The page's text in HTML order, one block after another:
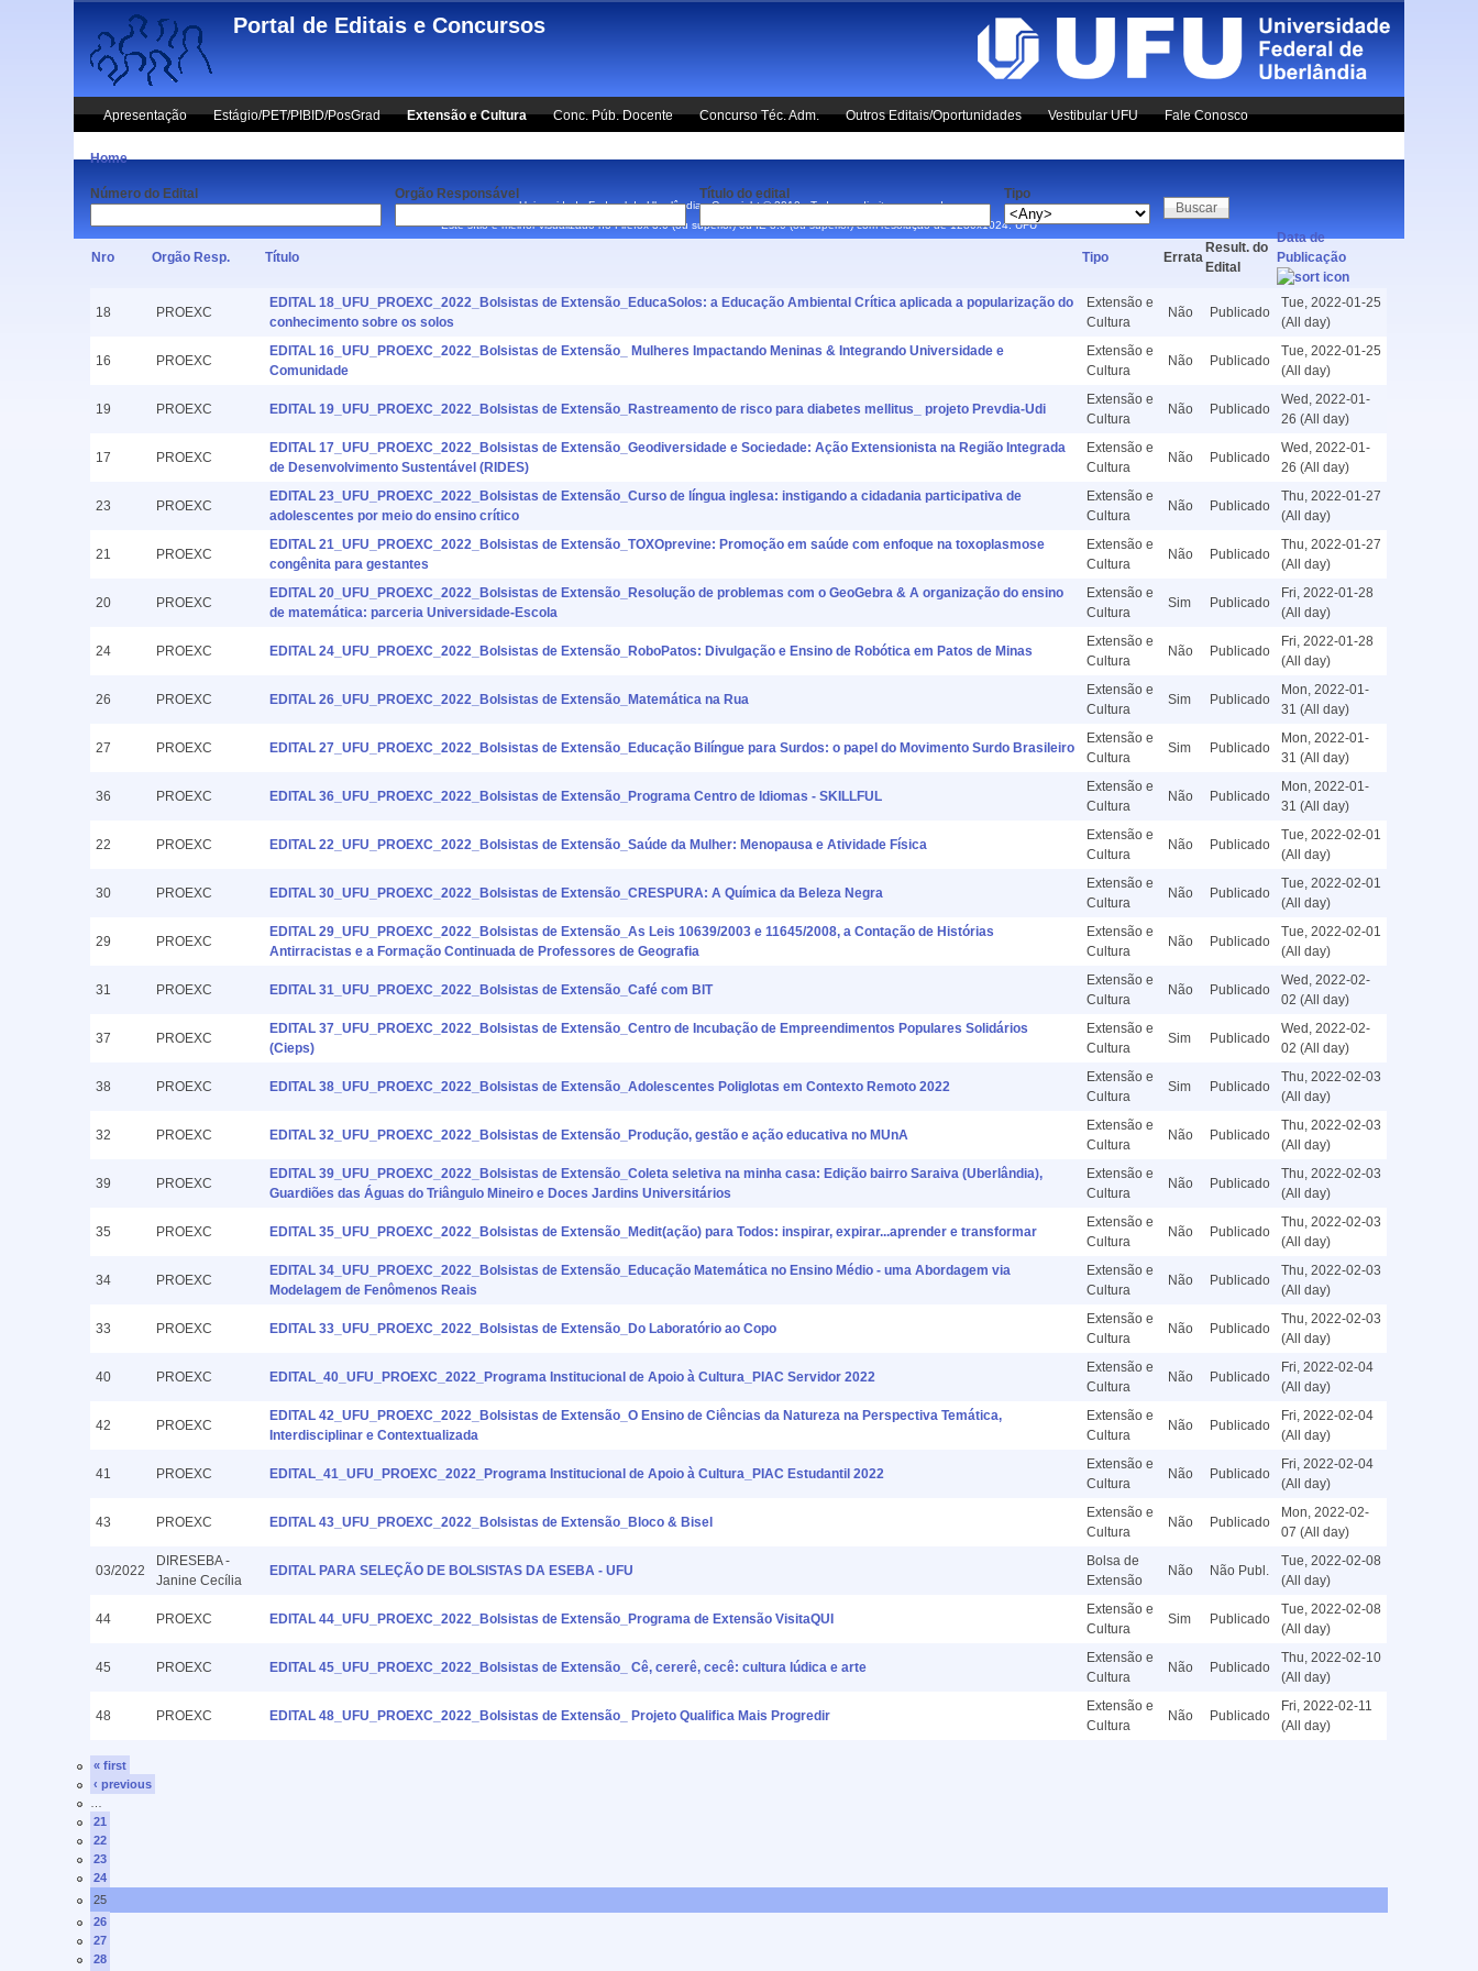
Skip to main content
Portal de Editais e Concursos
Apresentação Estágio/PET/PIBID/PosGrad Extensão e Cultura Conc. Púb. Docente Concurso Téc. Adm. Outros Editais/Oportunidades Vestibular UFU Fale Conosco
Home
Número do Edital Orgão Responsável Título do edital Tipo
Nro Orgão Resp. Título Tipo Errata
Result. do
Edital
Data de
Publicação
18 PROEXC
EDITAL 18_UFU_PROEXC_2022_Bolsistas de Extensão_EducaSolos: a Educação Ambiental Crítica aplicada a popularização do
conhecimento sobre os solos
Extensão e
Cultura
Não Publicado
Tue, 2022-01-25
(All day)
16 PROEXC
EDITAL 16_UFU_PROEXC_2022_Bolsistas de Extensão_ Mulheres Impactando Meninas & Integrando Universidade e
Comunidade
Extensão e
Cultura
Não Publicado
Tue, 2022-01-25
(All day)
19 PROEXC EDITAL 19_UFU_PROEXC_2022_Bolsistas de Extensão_Rastreamento de risco para diabetes mellitus_ projeto Prevdia-Udi
Extensão e
Cultura
Não Publicado
Wed, 2022-01-
26 (All day)
17 PROEXC
EDITAL 17_UFU_PROEXC_2022_Bolsistas de Extensão_Geodiversidade e Sociedade: Ação Extensionista na Região Integrada
de Desenvolvimento Sustentável (RIDES)
Extensão e
Cultura
Não Publicado
Wed, 2022-01-
26 (All day)
23 PROEXC
EDITAL 23_UFU_PROEXC_2022_Bolsistas de Extensão_Curso de língua inglesa: instigando a cidadania participativa de
adolescentes por meio do ensino crítico
Extensão e
Cultura
Não Publicado
Thu, 2022-01-27
(All day)
21 PROEXC
EDITAL 21_UFU_PROEXC_2022_Bolsistas de Extensão_TOXOprevine: Promoção em saúde com enfoque na toxoplasmose
congênita para gestantes
Extensão e
Cultura
Não Publicado
Thu, 2022-01-27
(All day)
20 PROEXC
EDITAL 20_UFU_PROEXC_2022_Bolsistas de Extensão_Resolução de problemas com o GeoGebra & A organização do ensino
de matemática: parceria Universidade-Escola
Extensão e
Cultura
Sim Publicado
Fri, 2022-01-28
(All day)
24 PROEXC EDITAL 24_UFU_PROEXC_2022_Bolsistas de Extensão_RoboPatos: Divulgação e Ensino de Robótica em Patos de Minas
Extensão e
Cultura
Não Publicado
Fri, 2022-01-28
(All day)
26 PROEXC EDITAL 26_UFU_PROEXC_2022_Bolsistas de Extensão_Matemática na Rua
Extensão e
Cultura
Sim Publicado
Mon, 2022-01-
31 (All day)
27 PROEXC EDITAL 27_UFU_PROEXC_2022_Bolsistas de Extensão_Educação Bilíngue para Surdos: o papel do Movimento Surdo Brasileiro
Extensão e
Cultura
Sim Publicado
Mon, 2022-01-
31 (All day)
36 PROEXC EDITAL 36_UFU_PROEXC_2022_Bolsistas de Extensão_Programa Centro de Idiomas - SKILLFUL
Extensão e
Cultura
Não Publicado
Mon, 2022-01-
31 (All day)
22 PROEXC EDITAL 22_UFU_PROEXC_2022_Bolsistas de Extensão_Saúde da Mulher: Menopausa e Atividade Física
Extensão e
Cultura
Não Publicado
Tue, 2022-02-01
(All day)
30 PROEXC EDITAL 30_UFU_PROEXC_2022_Bolsistas de Extensão_CRESPURA: A Química da Beleza Negra
Extensão e
Cultura
Não Publicado
Tue, 2022-02-01
(All day)
29 PROEXC
EDITAL 29_UFU_PROEXC_2022_Bolsistas de Extensão_As Leis 10639/2003 e 11645/2008, a Contação de Histórias
Antirracistas e a Formação Continuada de Professores de Geografia
Extensão e
Cultura
Não Publicado
Tue, 2022-02-01
(All day)
31 PROEXC EDITAL 31_UFU_PROEXC_2022_Bolsistas de Extensão_Café com BIT
Extensão e
Cultura
Não Publicado
Wed, 2022-02-
02 (All day)
37 PROEXC
EDITAL 37_UFU_PROEXC_2022_Bolsistas de Extensão_Centro de Incubação de Empreendimentos Populares Solidários
(Cieps)
Extensão e
Cultura
Sim Publicado
Wed, 2022-02-
02 (All day)
38 PROEXC EDITAL 38_UFU_PROEXC_2022_Bolsistas de Extensão_Adolescentes Poliglotas em Contexto Remoto 2022
Extensão e
Cultura
Sim Publicado
Thu, 2022-02-03
(All day)
32 PROEXC EDITAL 32_UFU_PROEXC_2022_Bolsistas de Extensão_Produção, gestão e ação educativa no MUnA
Extensão e
Cultura
Não Publicado
Thu, 2022-02-03
(All day)
39 PROEXC
EDITAL 39_UFU_PROEXC_2022_Bolsistas de Extensão_Coleta seletiva na minha casa: Edição bairro Saraiva (Uberlândia),
Guardiões das Águas do Triângulo Mineiro e Doces Jardins Universitários
Extensão e
Cultura
Não Publicado
Thu, 2022-02-03
(All day)
35 PROEXC EDITAL 35_UFU_PROEXC_2022_Bolsistas de Extensão_Medit(ação) para Todos: inspirar, expirar...aprender e transformar
Extensão e
Cultura
Não Publicado
Thu, 2022-02-03
(All day)
34 PROEXC
EDITAL 34_UFU_PROEXC_2022_Bolsistas de Extensão_Educação Matemática no Ensino Médio - uma Abordagem via
Modelagem de Fenômenos Reais
Extensão e
Cultura
Não Publicado
Thu, 2022-02-03
(All day)
33 PROEXC EDITAL 33_UFU_PROEXC_2022_Bolsistas de Extensão_Do Laboratório ao Copo
Extensão e
Cultura
Não Publicado
Thu, 2022-02-03
(All day)
40 PROEXC EDITAL_40_UFU_PROEXC_2022_Programa Institucional de Apoio à Cultura_PIAC Servidor 2022
Extensão e
Cultura
Não Publicado
Fri, 2022-02-04
(All day)
42 PROEXC
EDITAL 42_UFU_PROEXC_2022_Bolsistas de Extensão_O Ensino de Ciências da Natureza na Perspectiva Temática,
Interdisciplinar e Contextualizada
Extensão e
Cultura
Não Publicado
Fri, 2022-02-04
(All day)
41 PROEXC EDITAL_41_UFU_PROEXC_2022_Programa Institucional de Apoio à Cultura_PIAC Estudantil 2022
Extensão e
Cultura
Não Publicado
Fri, 2022-02-04
(All day)
43 PROEXC EDITAL 43_UFU_PROEXC_2022_Bolsistas de Extensão_Bloco & Bisel
Extensão e
Cultura
Não Publicado
Mon, 2022-02-
07 (All day)
03/2022
DIRESEBA -
Janine Cecília
EDITAL PARA SELEÇÃO DE BOLSISTAS DA ESEBA - UFU
Bolsa de
Extensão
Não Não Publ.
Tue, 2022-02-08
(All day)
44 PROEXC EDITAL 44_UFU_PROEXC_2022_Bolsistas de Extensão_Programa de Extensão VisitaQUI
Extensão e
Cultura
Sim Publicado
Tue, 2022-02-08
(All day)
45 PROEXC EDITAL 45_UFU_PROEXC_2022_Bolsistas de Extensão_ Cê, cererê, cecê: cultura lúdica e arte
Extensão e
Cultura
Não Publicado
Thu, 2022-02-10
(All day)
48 PROEXC EDITAL 48_UFU_PROEXC_2022_Bolsistas de Extensão_ Projeto Qualifica Mais Progredir
Extensão e
Cultura
Não Publicado
Fri, 2022-02-11
(All day)
« first
‹ previous
21
22
23
24
25
26
27
28
Universidade Federal de Uberlândia - Copyright © 2010 - Todos os direitos reservados.
Este sítio é melhor visualizado no Firefox 3.0 (ou superior) ou IE 8.0 (ou superior) com resolução de 1280x1024.UFU